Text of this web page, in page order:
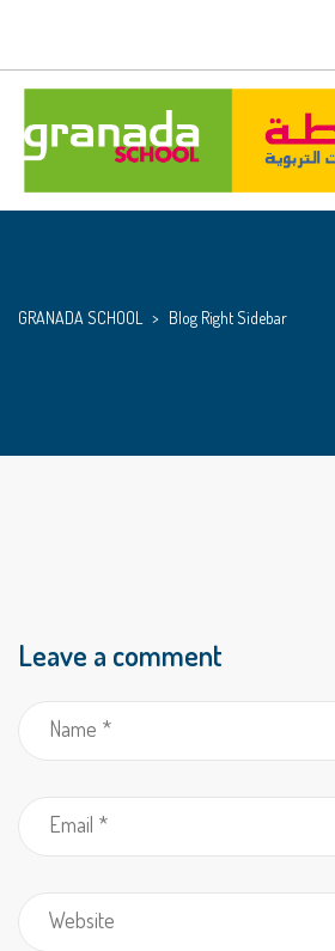
GRANADA SCHOOL > Blog Right Sidebar
Leave a comment